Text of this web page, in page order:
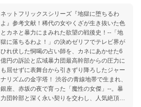
ネットフリックスシリーズ『地獄に堕ちるわ
よ』参考文献！稀代の女やくざが生き抜いた色
とカネと暴力にまみれた欲望の戦後史！--「地
獄に落ちるわよ！」の決めゼリフでテレビ界が
ひれ伏した恫喝の占い師を、カネにあかせた6
億円の訴訟と広域暴力団最高幹部からの圧力に
も屈せずに表舞台から引きずり降ろしたジャー
ナリズムの金字塔！ 渋谷の青線地帯で生まれ、
銀座、赤坂の夜で育った「魔性の女傑」--。暴
力団幹部と深く永い契りを交わし、人気絶頂の